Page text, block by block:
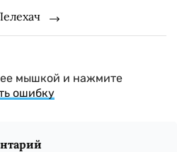
мышкой и нажмите
ошибку